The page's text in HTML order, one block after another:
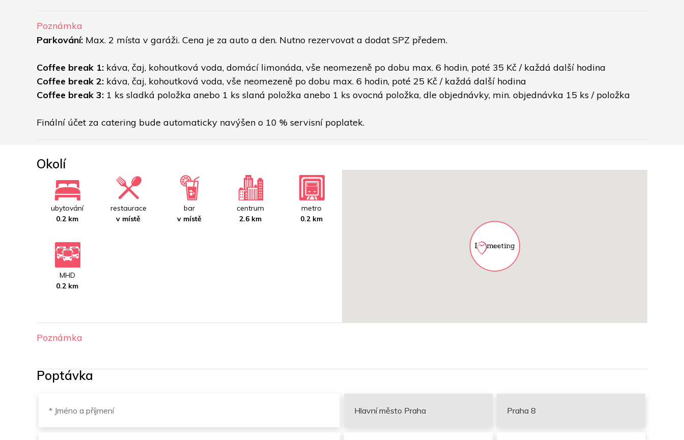
Poznámka
Parkování: Max. 2 místa v garáži. Cena je za auto a den. Nutno rezervovat a dodat SPZ předem.
Coffee break 1: káva, čaj, kohoutková voda, domácí limonáda, vše neomezeně po dobu max. 6 hodin, poté 35 Kč / každá další hodina
Coffee break 2: káva, čaj, kohoutková voda, vše neomezeně po dobu max. 6 hodin, poté 25 Kč / každá další hodina
Coffee break 3: 1 ks sladká položka anebo 1 ks slaná položka anebo 1 ks ovocná položka, dle objednávky, min. objednávka 15 ks / položka
Finální účet za catering bude automaticky navýšen o 10 % servisní poplatek.
Okolí
ubytování
0.2 km
restaurace
v místě
bar
v místě
centrum
2.6 km
metro
0.2 km
MHD
0.2 km
Poznámka
Poptávka